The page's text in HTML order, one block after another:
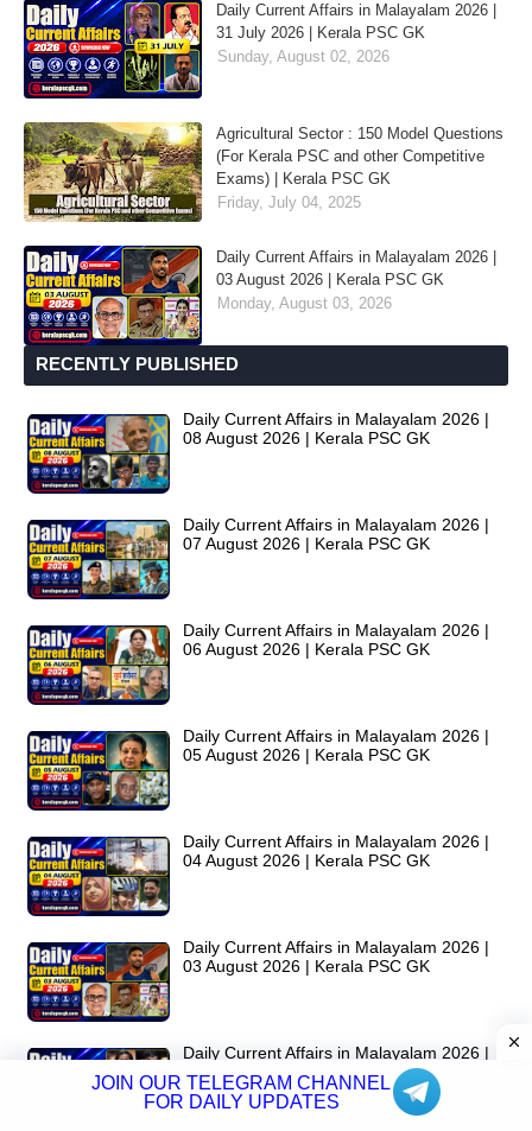
Daily Current Affairs in Malayalam 2026 |
31 July 2026 | Kerala PSC GK
Sunday, August 02, 2026
Agricultural Sector : 150 Model Questions
(For Kerala PSC and other Competitive
Exams) | Kerala PSC GK
Friday, July 04, 2025
Daily Current Affairs in Malayalam 2026 |
03 August 2026 | Kerala PSC GK
Monday, August 03, 2026
RECENTLY PUBLISHED
Daily Current Affairs in Malayalam 2026 |
08 August 2026 | Kerala PSC GK
Daily Current Affairs in Malayalam 2026 |
07 August 2026 | Kerala PSC GK
Daily Current Affairs in Malayalam 2026 |
06 August 2026 | Kerala PSC GK
Daily Current Affairs in Malayalam 2026 |
05 August 2026 | Kerala PSC GK
Daily Current Affairs in Malayalam 2026 |
04 August 2026 | Kerala PSC GK
Daily Current Affairs in Malayalam 2026 |
03 August 2026 | Kerala PSC GK
Daily Current Affairs in Malayalam 2026 |
02 August 2026 | Kerala PSC GK
JOIN OUR TELEGRAM CHANNEL
FOR DAILY UPDATES